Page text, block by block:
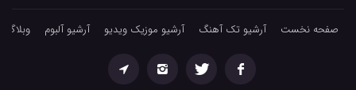
صفحه نخست آرشیو تک آهنگ آرشیو موزیک ویدیو آرشیو آلبوم وبلاگ